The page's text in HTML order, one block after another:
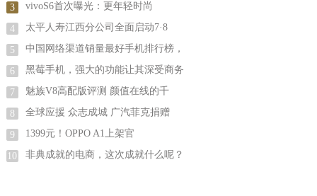
3 vivoS6首次曝光：更年轻时尚
4 太平人寿江西分公司全面启动7·8
5 中国网络渠道销量最好手机排行榜，
6 黑莓手机，强大的功能让其深受商务
7 魅族V8高配版评测 颜值在线的千
8 全球应援 众志成城 广汽菲克捐赠
9 1399元！OPPO A1上架官
10 非典成就的电商，这次成就什么呢？